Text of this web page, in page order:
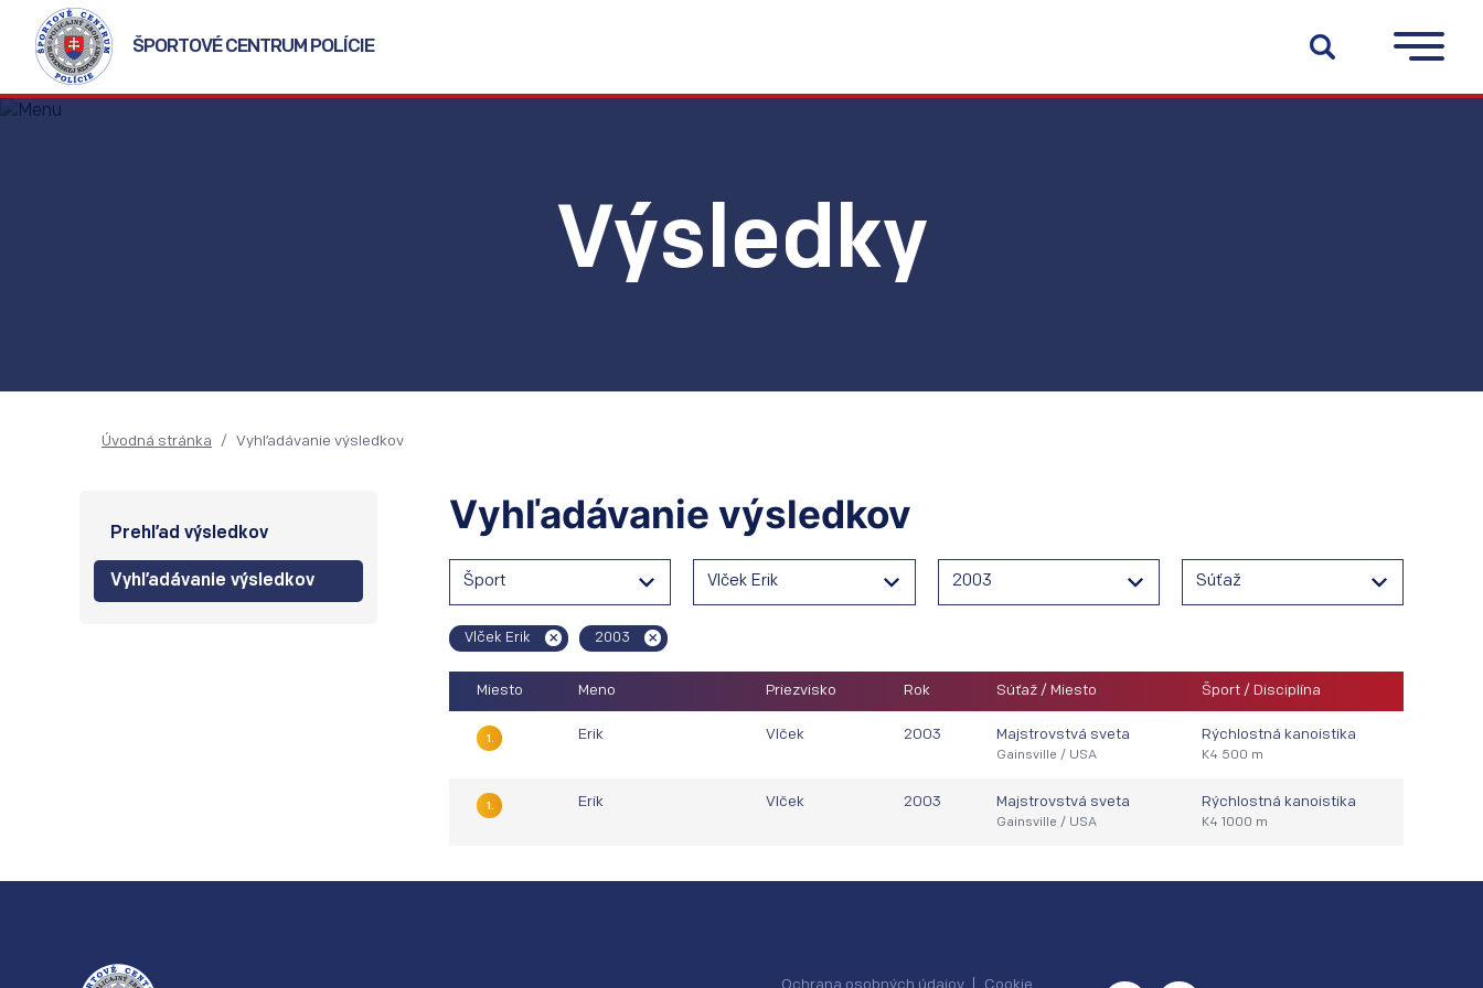
ŠPORTOVÉ CENTRUM POLÍCIE
Výsledky
Úvodná stránka Vyhľadávanie výsledkov
Prehľad výsledkov
Vyhľadávanie výsledkov
Vyhľadávanie výsledkov
Šport Vlček Erik 2003 Súťaž
Vlček Erik 2003
Miesto Meno Priezvisko Rok Súťaž / Miesto Šport / Disciplína
1. Erik Vlček 2003 Majstrovstvá sveta
Gainsville / USA
Rýchlostná kanoistika
K4 500 m
1. Erik Vlček 2003 Majstrovstvá sveta
Gainsville / USA
Rýchlostná kanoistika
K4 1000 m